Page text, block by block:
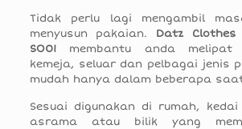
Tidak perlu lagi mengambil
menyusun pakaian. Datz Clothes
SO01membantu anda melipat
kemeja, seluar dan pelbagai jenis
mudah hanya dalam beberapa
Sesuai digunakan di rumah,
asrama atau bilik yang